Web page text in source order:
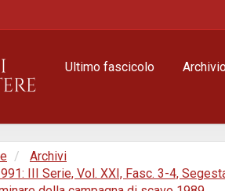
Ultimo fascicolo
Archivi
III Serie, Vol. XXI, Fasc. 3-4,